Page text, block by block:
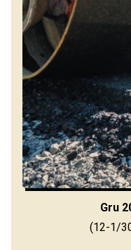
Gru
(12-1/